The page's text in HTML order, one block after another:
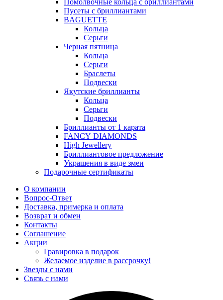
Помолвочные кольца с бриллиантами
Пусеты с бриллиантами
BAGUETTE
Кольца
Серьги
Черная пятница
Кольца
Серьги
Браслеты
Подвески
Якутские бриллианты
Кольца
Серьги
Подвески
Бриллианты от 1 карата
FANCY DIAMONDS
High Jewellery
Бриллиантовое предложение
Украшения в виде змеи
Подарочные сертификаты
О компании
Вопрос-Ответ
Доставка, примерка и оплата
Возврат и обмен
Контакты
Соглашение
Акции
Гравировка в подарок
Желаемое изделие в рассрочку!
Звезды с нами
Связь с нами